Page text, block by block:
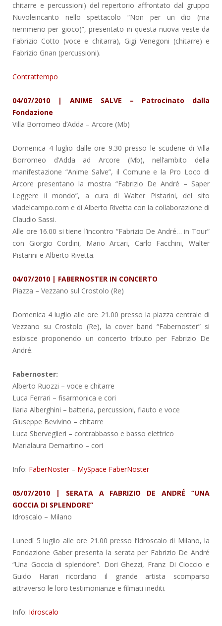
chitarre e percussioni) del repertorio affrontato dal gruppo
Nuvoleincanto nello spettacolo “Non per un dio (ma
nemmeno per gioco)”, presentato in questa nuova veste da
Fabrizio Cotto (voce e chitarra), Gigi Venegoni (chitarre) e
Fabrizio Gnan (percussioni).
Contrattempo
04/07/2010 | ANIME SALVE – Patrocinato dalla
Fondazione
Villa Borromeo d’Adda – Arcore (Mb)
Domenica 4 luglio dalle ore 9.30 presso le scuderie di Villa
Borromeo d’Adda ad Arcore (Mb), nell’ambito della
manifestazione “Anime Salve”, il Comune e la Pro Loco di
Arcore presentano la mostra “Fabrizio De André – Saper
Leggere il mondo”, a cura di Walter Pistarini, del sito
viadelcampo.com e di Alberto Rivetta con la collaborazione di
Claudio Sassi.
Alle ore 16.00 si tiene l’incontro “Fabrizio De André… in Tour”
con Giorgio Cordini, Mario Arcari, Carlo Facchini, Walter
Pistarini e Alberto Rivetta.
04/07/2010 | FABERNOSTER IN CONCERTO
Piazza – Vezzano sul Crostolo (Re)
Domenica 4 luglio alle ore 21.00 presso la piazza centrale di
Vezzano su Crostolo (Re), la cover band “Fabernoster” si
esibisce proponendo un concerto tributo per Fabrizio De
André.
Fabernoster:
Alberto Ruozzi – voce e chitarre
Luca Ferrari – fisarmonica e cori
Ilaria Alberghini – batteria, percussioni, flauto e voce
Giuseppe Bevivino – chitarre
Luca Sberveglieri – contrabbasso e basso elettrico
Marialaura Demartino – cori
Info: FaberNoster– MySpace FaberNoster
05/07/2010 | SERATA A FABRIZIO DE ANDRÉ “UNA
GOCCIA DI SPLENDORE”
Idroscalo – Milano
Lunedì 5 luglio alle ore 21.00 presso l’Idroscalo di Milano, la
Fondazione Gaber presenta la serata per Fabrizio De André
“Una Goccia di splendore”. Dori Ghezzi, Franz Di Cioccio e
Guido Harari ricordano il grande artista scomparso
attraverso le loro testimonianze e filmati inediti.
Info: Idroscalo